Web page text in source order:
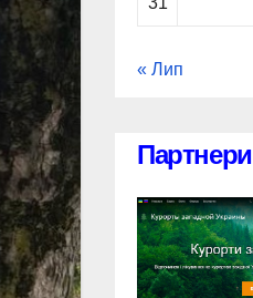
« Лип
Партнери